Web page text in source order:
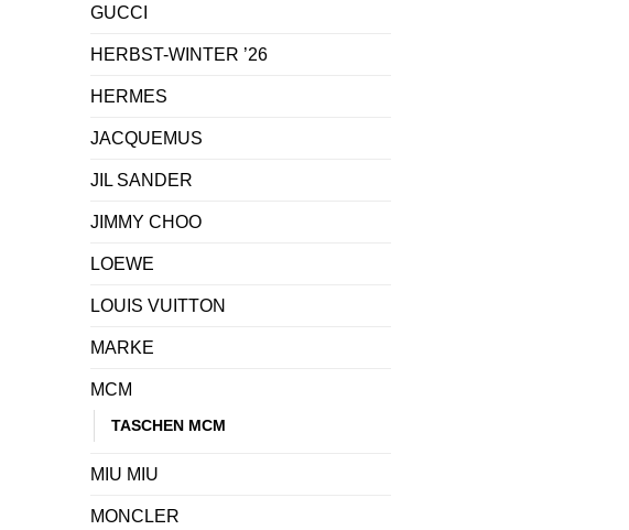
GUCCI
HERBST-WINTER ’26
HERMES
JACQUEMUS
JIL SANDER
JIMMY CHOO
LOEWE
LOUIS VUITTON
MARKE
MCM
TASCHEN MCM
MIU MIU
MONCLER